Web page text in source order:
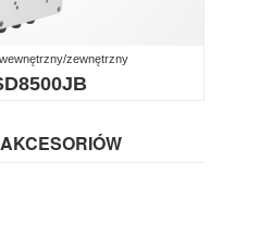
zewnętrzny